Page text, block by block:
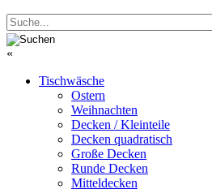
«
Tischwäsche
Ostern
Weihnachten
Decken / Kleinteile
Decken quadratisch
Große Decken
Runde Decken
Mitteldecken